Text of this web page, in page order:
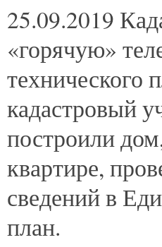
25.09.2019
«горячую»
технического
кадастровый
построили
квартире,
сведений в
план.